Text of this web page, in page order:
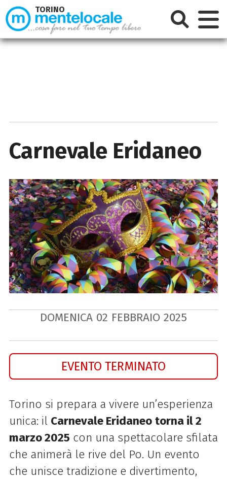
Carnevale Eridaneo
DOMENICA 02 FEBBRAIO 2025
EVENTO TERMINATO
Torino si prepara a vivere un’esperienza
unica: il Carnevale Eridaneo torna il 2
marzo 2025 con una spettacolare sfilata
che animerà le rive del Po. Un evento
che unisce tradizione e divertimento,
TORINO